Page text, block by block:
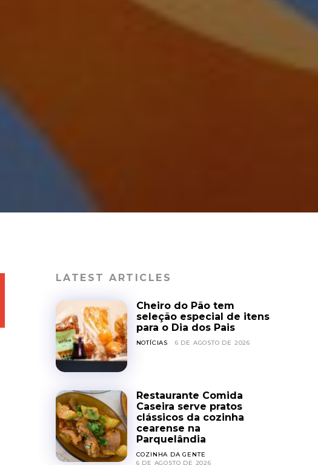
LATEST ARTICLES
Cheiro do Pão tem
seleção especial de itens
para o Dia dos Pais
NOTÍCIAS 6 DE AGOSTO DE 2026
Restaurante Comida
Caseira serve pratos
clássicos da cozinha
cearense na
Parquelândia
COZINHA DA GENTE
6 DE AGOSTO DE 2026